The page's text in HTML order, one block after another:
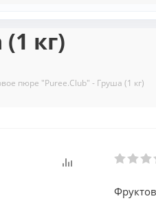
кг)
пюре "Puree.Club" - Груша (1 кг)